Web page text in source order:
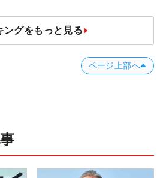
ングをもっと見る
ページ上部へ